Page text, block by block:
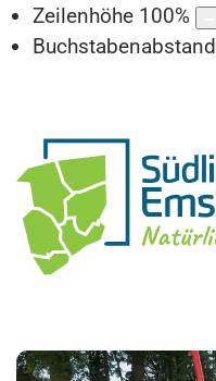
Zeilenhöhe 100%
Buchstabenabstand